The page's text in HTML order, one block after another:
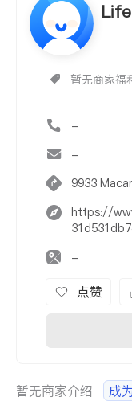
暂无商家福
-
-
9933
https://
-
点赞
暂无商家介绍 成